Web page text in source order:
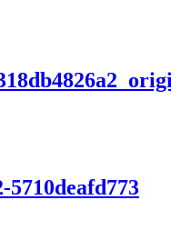
5710deafd773